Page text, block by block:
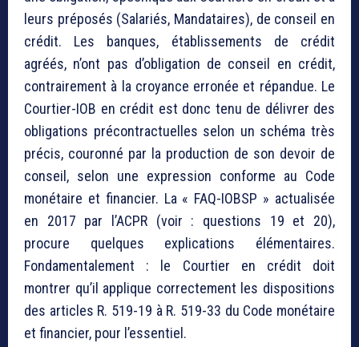
leurs préposés (Salariés, Mandataires), de conseil en
crédit. Les banques, établissements de crédit
agréés, n’ont pas d’obligation de conseil en crédit,
contrairement à la croyance erronée et répandue. Le
Courtier-IOB en crédit est donc tenu de délivrer des
obligations précontractuelles selon un schéma très
précis, couronné par la production de son devoir de
conseil, selon une expression conforme au Code
monétaire et financier. La « FAQ-IOBSP » actualisée
en 2017 par l’ACPR (voir : questions 19 et 20),
procure quelques explications élémentaires.
Fondamentalement : le Courtier en crédit doit
montrer qu’il applique correctement les dispositions
des articles R. 519-19 à R. 519-33 du Code monétaire
et financier, pour l’essentiel.